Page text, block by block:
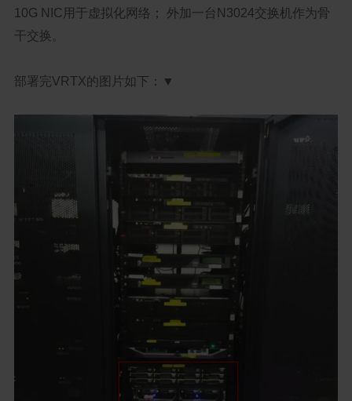
10G NIC用于虚拟化网络； 外加一台N3024交换机作为骨
干交换。
部署完VRTX的图片如下：▼